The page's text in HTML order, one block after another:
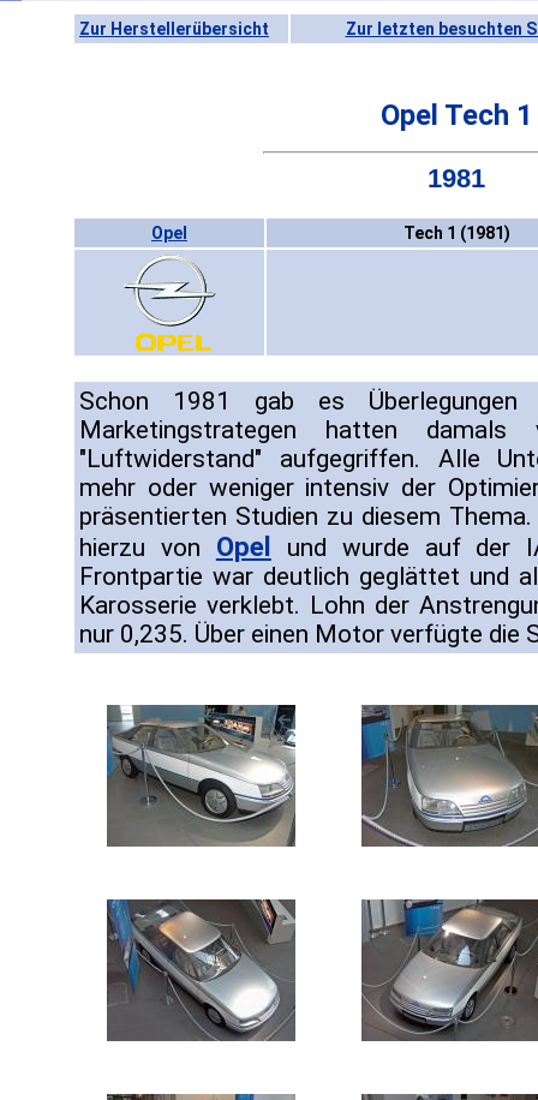
Zur Herstellerübersicht Zur letzten besuchten
Opel Tech 1
1981
Opel Tech 1 (1981)
Schon 1981 gab es Überlegungen
Marketingstrategen hatten
"Luftwiderstand" aufgegriffen. Alle
mehr oder weniger intensiv der
präsentierten Studien zu diesem
hierzu von Opel
und wurde auf der
Frontpartie war deutlich geglättet und
Karosserie verklebt. Lohn der
nur 0,235. Über einen Motor verfügte die